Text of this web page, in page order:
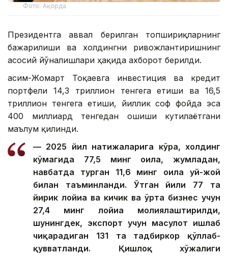
Фото: Ақорда
Президентга аввал берилган топшириқларнинг
бажарилиши ва холдингни ривожлантиришнинг
асосий йўналишлари ҳақида ахборот берилди.
Қасим-Жомарт Тоқаевга инвестиция ва кредит
портфели 14,3 триллион тенгега етиши ва 16,5
триллион тенгега етиши, йиллик соф фойда эса
400 миллиард тенгедан ошиши кутилаётгани
маълум қилинди.
— 2025 йил натижаларига кўра, холдинг
кўмагида 77,5 минг оила, жумладан,
навбатда турган 11,6 минг оила уй-жой
билан таъминланди. Ўтган йили 77 та
йирик лойиҳа ва кичик ва ўрта бизнес учун
27,4 минг лойиҳа молиялаштирилди,
шунингдек, экспорт учун маҳсулот ишлаб
чиқарадиган 131 та тадбиркор қўллаб-
қувватланди. Қишлоқ хўжалиги